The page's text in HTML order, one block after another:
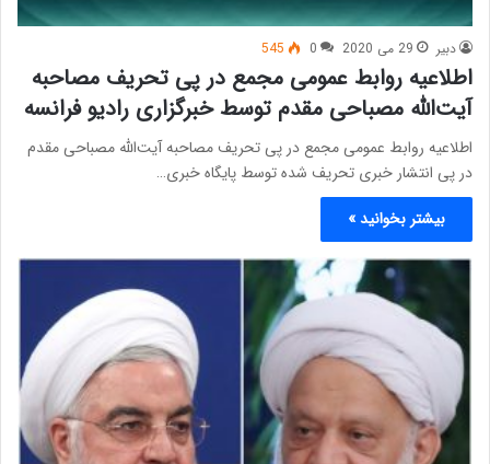
دبیر 29 می 2020 0
545
اطلاعیه روابط عمومی مجمع در پی تحریف مصاحبه
آیت‌الله مصباحی مقدم توسط خبرگزاری رادیو فرانسه
اطلاعیه روابط عمومی مجمع در پی تحریف مصاحبه آیت‌الله مصباحی مقدم
در پی انتشار خبری تحریف شده توسط پایگاه خبری…
بیشتر بخوانید »